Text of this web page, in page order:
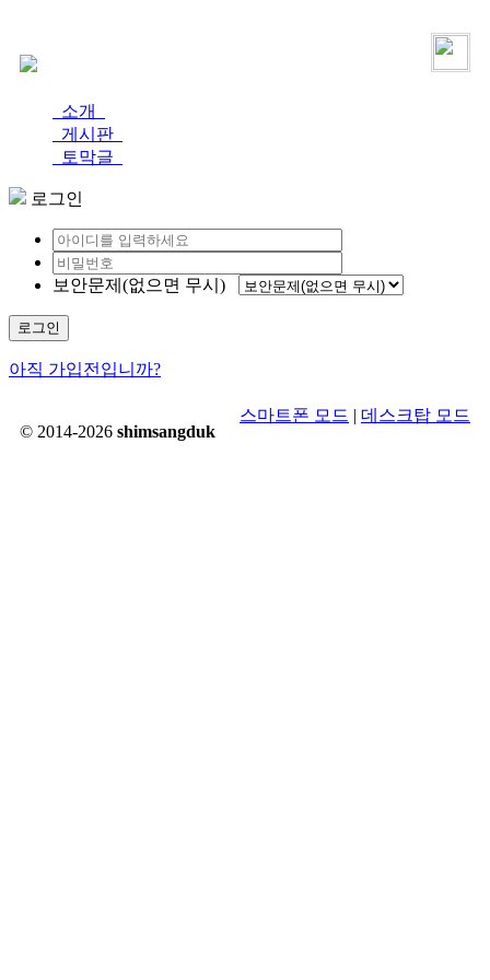
소개
게시판
토막글
로그인
보안문제(없으면 무시)
로그인
아직 가입전입니까?
© 2014-2026 shimsangduk
스마트폰 모드 | 데스크탑 모드